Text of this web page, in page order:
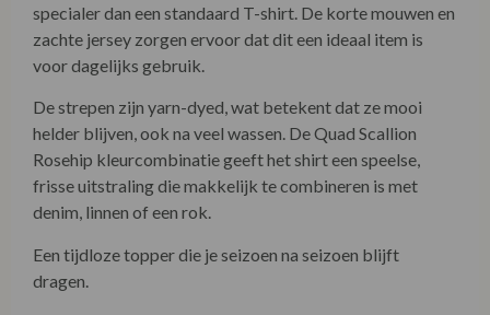
specialer dan een standaard T-shirt. De korte mouwen en
zachte jersey zorgen ervoor dat dit een ideaal item is
voor dagelijks gebruik.
De strepen zijn yarn-dyed, wat betekent dat ze mooi
helder blijven, ook na veel wassen. De Quad Scallion
Rosehip kleurcombinatie geeft het shirt een speelse,
frisse uitstraling die makkelijk te combineren is met
denim, linnen of een rok.
Een tijdloze topper die je seizoen na seizoen blijft
dragen.